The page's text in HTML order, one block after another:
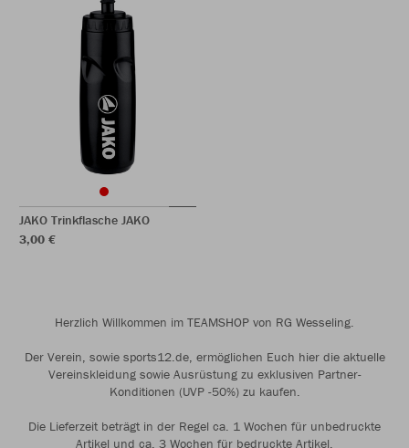
JAKO Trinkflasche JAKO
3,00 €
Herzlich Willkommen im TEAMSHOP von RG Wesseling.
Der Verein, sowie sports12.de, ermöglichen Euch hier die aktuelle
Vereinskleidung sowie Ausrüstung zu exklusiven Partner-
Konditionen (UVP -50%) zu kaufen.
Die Lieferzeit beträgt in der Regel ca. 1 Wochen für unbedruckte
Artikel und ca. 3 Wochen für bedruckte Artikel.